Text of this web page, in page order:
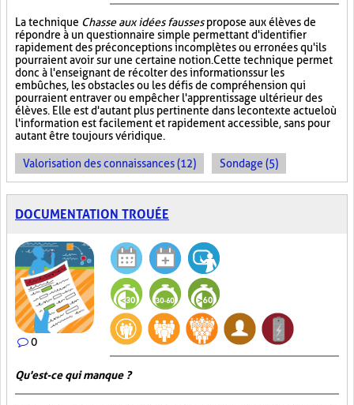
La technique Chasse aux idées faussespropose aux élèves de
répondre à un questionnaire simple permettant d'identifier
rapidement des préconceptions incomplètes ou erronées qu'ils
pourraient avoir sur une certaine notion. Cette technique permet
donc à l'enseignant de récolter des informations sur les
embûches, les obstacles ou les défis de compréhension qui
pourraient entraver ou empêcher l'apprentissage ultérieur des
élèves. Elle est d'autant plus pertinente dans le contexte actuel où
l'information est facilement et rapidement accessible, sans pour
autant être toujours véridique.
Valorisation des connaissances (12) Sondage (5)
DOCUMENTATION TROUÉE
0
Qu'est-ce qui manque ?